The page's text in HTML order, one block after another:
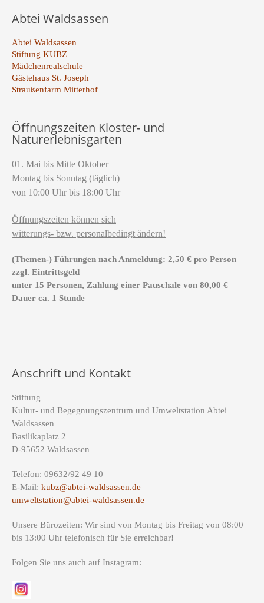
Abtei Waldsassen
Abtei Waldsassen
Stiftung KUBZ
Mädchenrealschule
Gästehaus St. Joseph
Straußenfarm Mitterhof
Öffnungszeiten Kloster- und
Naturerlebnisgarten
01. Mai bis Mitte Oktober
Montag bis Sonntag (täglich)
von 10:00 Uhr bis 18:00 Uhr
Öffnungszeiten können sich
witterungs- bzw. personalbedingt ändern!
(Themen-) Führungen nach Anmeldung: 2,50 € pro Person
zzgl. Eintrittsgeld
unter 15 Personen, Zahlung einer Pauschale von 80,00 €
Dauer ca. 1 Stunde
Anschrift und Kontakt
Stiftung
Kultur- und Begegnungszentrum und Umweltstation Abtei
Waldsassen
Basilikaplatz 2
D-95652 Waldsassen
Telefon: 09632/92 49 10
E-Mail: kubz@abtei-waldsassen.de
umweltstation@abtei-waldsassen.de
Unsere Bürozeiten: Wir sind von Montag bis Freitag von 08:00
bis 13:00 Uhr telefonisch für Sie erreichbar!
Folgen Sie uns auch auf Instagram: